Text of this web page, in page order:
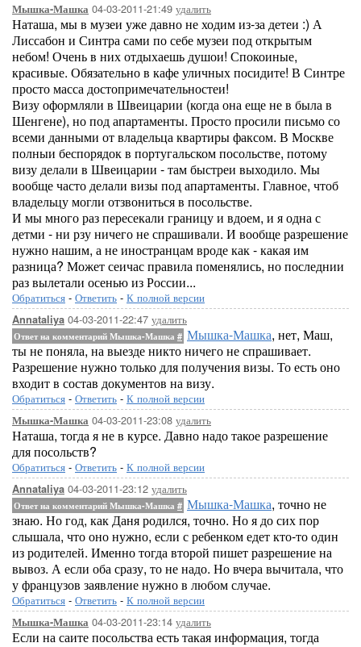
Мышка-Машка 04-03-2011-21:49 удалить
Наташа, мы в музеи уже давно не ходим из-за детеи :) А
Лиссабон и Синтра сами по себе музеи под открытым
небом! Очень в них отдыхаешь душои! Спокоиные,
красивые. Обязательно в кафе уличных посидите! В Синтре
просто масса достопримечательностеи!
Визу оформляли в Швеицарии (когда она еще не в была в
Шенгене), но под апартаменты. Просто просили письмо со
всеми данными от владельца квартиры факсом. В Москве
полныи беспорядок в португальском посольстве, потому
визу делали в Швеицарии - там быстреи выходило. Мы
вообще часто делали визы под апартаменты. Главное, чтоб
владельцу могли отзвониться в посольстве.
И мы много раз пересекали границу и вдоем, и я одна с
детми - ни рзу ничего не спрашивали. И вообще разрешение
нужно нашим, а не иностранцам вроде как - какая им
разница? Может сеичас правила поменялись, но последнии
раз вылетали осенью из России...
Обратиться - Ответить - К полной версии
Annataliya 04-03-2011-22:47 удалить
Ответ на комментарий Мышка-Машка # Мышка-Машка, нет, Маш,
ты не поняла, на выезде никто ничего не спрашивает.
Разрешение нужно только для получения визы. То есть оно
входит в состав документов на визу.
Обратиться - Ответить - К полной версии
Мышка-Машка 04-03-2011-23:08 удалить
Наташа, тогда я не в курсе. Давно надо такое разрешение
для посольств?
Обратиться - Ответить - К полной версии
Annataliya 04-03-2011-23:12 удалить
Ответ на комментарий Мышка-Машка # Мышка-Машка, точно не
знаю. Но год, как Даня родился, точно. Но я до сих пор
слышала, что оно нужно, если с ребенком едет кто-то один
из родителей. Именно тогда второй пишет разрешение на
вывоз. А если оба сразу, то не надо. Но вчера вычитала, что
у французов заявление нужно в любом случае.
Обратиться - Ответить - К полной версии
Мышка-Машка 04-03-2011-23:14 удалить
Если на саите посольства есть такая информация, тогда